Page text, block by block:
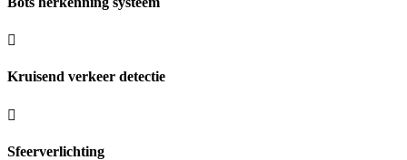
Kruisend verkeer detectie
Sfeerverlichting